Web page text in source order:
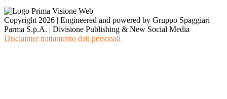
Copyright 2026 | Engineered and powered by Gruppo Spaggiari
Parma S.p.A. | Divisione Publishing & New Social Media
Disclaimer trattamento dati personali